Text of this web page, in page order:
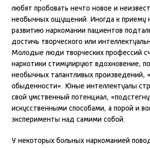
любят пробовать нечто новое и
необычных ощущений. Иногда к приему
развитию наркомании пациентов
достичь творческого или
Молодые люди творческих профессий
наркотики стимулируют вдохновение,
необычных талантливых произведений,
обыденности». Юные интеллектуалы
свой умственный потенциал,
искусственными способами, а порой и
эксперименты над самими собой.
У некоторых больных наркоманией